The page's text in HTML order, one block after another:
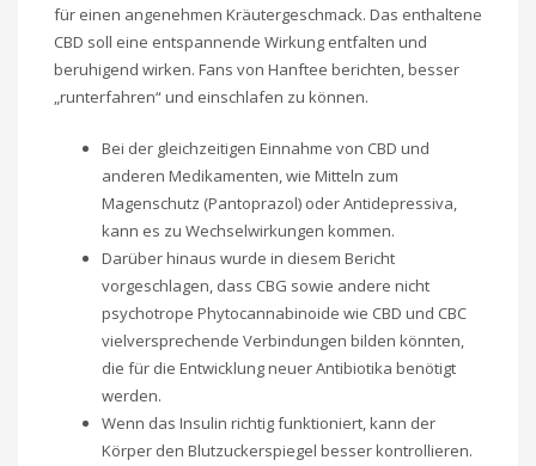
für einen angenehmen Kräutergeschmack. Das enthaltene
CBD soll eine entspannende Wirkung entfalten und
beruhigend wirken. Fans von Hanftee berichten, besser
„runterfahren“ und einschlafen zu können.
Bei der gleichzeitigen Einnahme von CBD und
anderen Medikamenten, wie Mitteln zum
Magenschutz (Pantoprazol) oder Antidepressiva,
kann es zu Wechselwirkungen kommen.
Darüber hinaus wurde in diesem Bericht
vorgeschlagen, dass CBG sowie andere nicht
psychotrope Phytocannabinoide wie CBD und CBC
vielversprechende Verbindungen bilden könnten,
die für die Entwicklung neuer Antibiotika benötigt
werden.
Wenn das Insulin richtig funktioniert, kann der
Körper den Blutzuckerspiegel besser kontrollieren.